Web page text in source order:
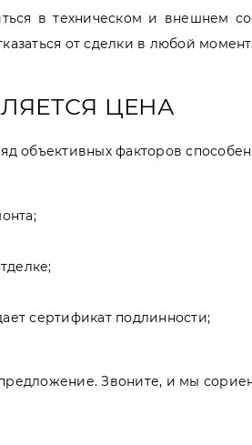
в техническом и внешнем
от сделки в любой
ЦЕНА
факторов
сертификат подлинности;
Звоните, и мы